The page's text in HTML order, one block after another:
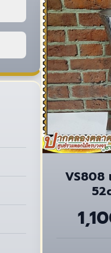
VS808